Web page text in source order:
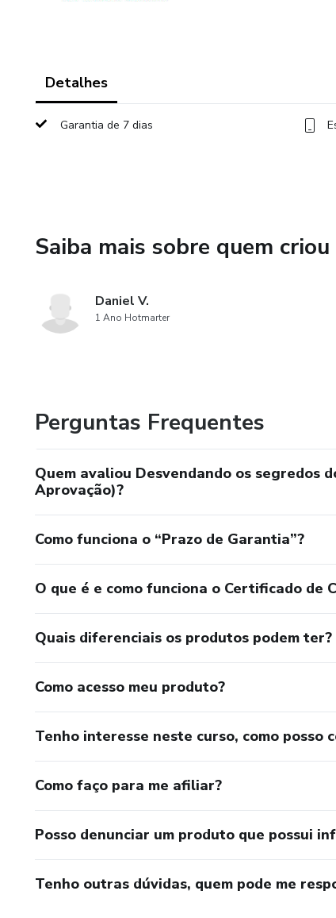
Detalhes
Garantia de 7 dias
Saiba mais sobre quem
Daniel V.
1 Ano Hotmarter
Perguntas Frequentes
Quem avaliou Desvendando os segredos
Aprovação)?
Como funciona o “Prazo de Garantia”?
O que é e como funciona o Certificado de
Quais diferenciais os produtos podem ter?
Como acesso meu produto?
Tenho interesse neste curso, como posso
Como faço para me afiliar?
Posso denunciar um produto que possui
Tenho outras dúvidas, quem pode me